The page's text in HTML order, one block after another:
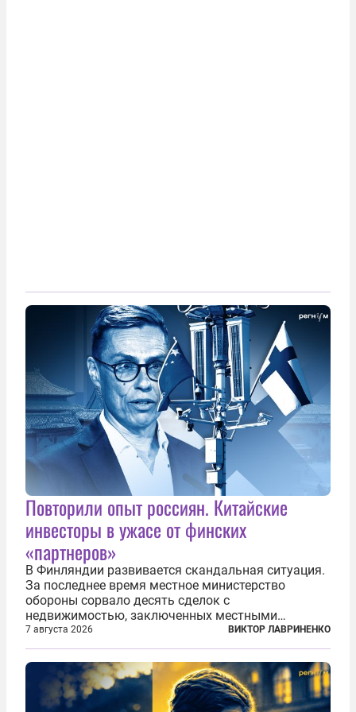
Повторили опыт россиян. Китайские
инвесторы в ужасе от финских
«партнеров»
В Финляндии развивается скандальная ситуация.
За последнее время местное министерство
обороны сорвало десять сделок с
недвижимостью, заключенных местными
фирмами с китайским капиталом. Чиновники
заявили, что они могли заключаться с целью
создания в Финляндии шпионской сети, чтобы
следить за...
7 августа 2026 ВИКТОР ЛАВРИНЕНКО